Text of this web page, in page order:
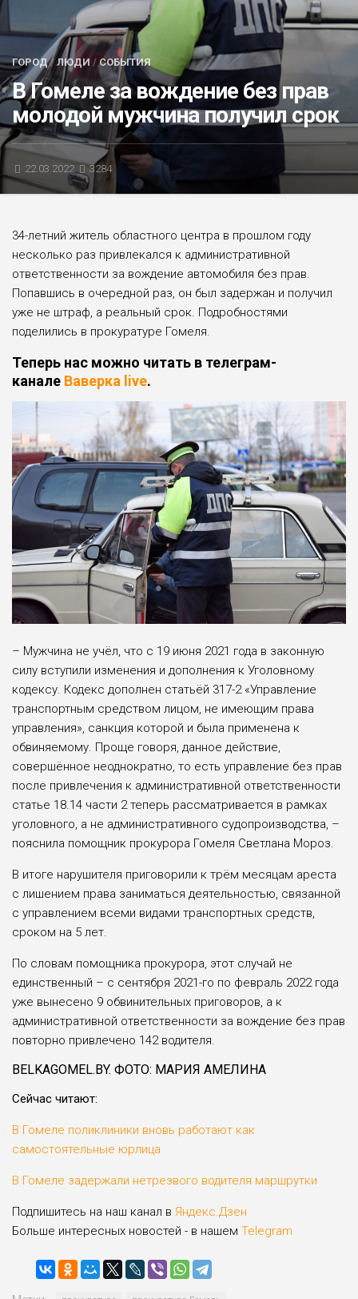
БЛИЦ-ОПРОС
АФИША
ГОРОД/ЛЮДИ /СОБЫТИЯ
В Гомеле за вождение без прав
молодой мужчина получил срок
22.03.2022 3284
34-летний житель областного центра в прошлом году
несколько раз привлекался к административной
ответственности за вождение автомобиля без прав.
Попавшись в очередной раз, он был задержан и получил
уже не штраф, а реальный срок. Подробностями
поделились в прокуратуре Гомеля.
Теперь нас можно читать в телеграм-
канале Ваверка live.
­– Мужчина не учёл, что с 19 июня 2021 года в законную
силу вступили изменения и дополнения к Уголовному
кодексу. Кодекс дополнен статьёй 317-2 «Управление
транспортным средством лицом, не имеющим права
управления», санкция которой и была применена к
обвиняемому. Проще говоря, данное действие,
совершённое неоднократно, то есть управление без прав
после привлечения к административной ответственности
статье 18.14 части 2 теперь рассматривается в рамках
уголовного, а не административного судопроизводства, –
пояснила помощник прокурора Гомеля Светлана Мороз.
В итоге нарушителя приговорили к трём месяцам ареста
с лишением права заниматься деятельностью, связанной
с управлением всеми видами транспортных средств,
сроком на 5 лет.
По словам помощника прокурора, этот случай не
единственный – с сентября 2021-го по февраль 2022 года
уже вынесено 9 обвинительных приговоров, а к
административной ответственности за вождение без прав
повторно привлечено 142 водителя.
BELKAGOMEL.BY. ФОТО: МАРИЯ АМЕЛИНА
Сейчас читают:
В Гомеле поликлиники вновь работают как
самостоятельные юрлица
В Гомеле задержали нетрезвого водителя маршрутки
Подпишитесь на наш канал в Яндекс.Дзен
Больше интересных новостей - в нашем Telegram